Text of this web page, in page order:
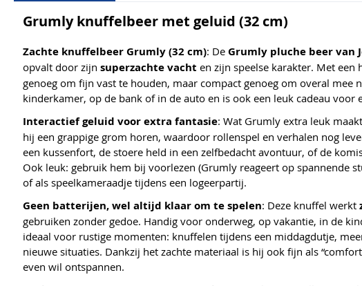
Grumly knuffelbeer met geluid (32 cm)
Zachte knuffelbeer Grumly (32 cm): De Grumly pluche beer van
opvalt door zijn superzachte vacht en zijn speelse karakter. Met een
genoeg om fijn vast te houden, maar compact genoeg om overal mee
kinderkamer, op de bank of in de auto en is ook een leuk cadeau voor
Interactief geluid voor extra fantasie: Wat Grumly extra leuk
hij een grappige grom horen, waardoor rollenspel en verhalen nog
een kussenfort, de stoere held in een zelfbedacht avontuur, of de
Ook leuk: gebruik hem bij voorlezen (Grumly reageert op spannende
of als speelkameraadje tijdens een logeerpartij.
Geen batterijen, wel altijd klaar om te spelen: Deze knuffel werkt
gebruiken zonder gedoe. Handig voor onderweg, op vakantie, in de
ideaal voor rustige momenten: knuffelen tijdens een middagdutje,
nieuwe situaties. Dankzij het zachte materiaal is hij ook fijn als
even wil ontspannen.